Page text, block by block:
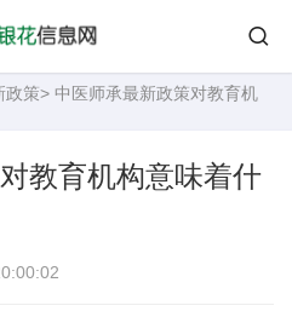
政策> 中医师承最新政策对教育机
教育机构意味着什